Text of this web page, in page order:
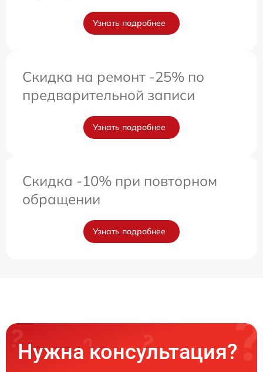
Узнать подробнее
Скидка на ремонт -25% по
предварительной записи
Узнать подробнее
Скидка -10% при повторном
обращении
Узнать подробнее
Нужна консультация?